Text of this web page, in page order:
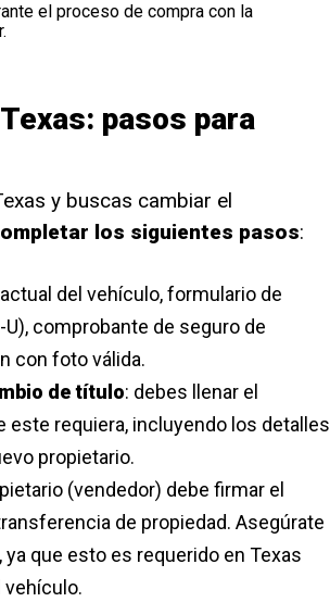
el proceso de compra con la
pasos para
y buscas cambiar el
los siguientes pasos:
del vehículo, formulario de
comprobante de seguro de
con foto válida.
de título: debes llenar el
requiera, incluyendo los detalles
propietario.
(vendedor) debe firmar el
de propiedad. Asegúrate
que esto es requerido en Texas
vehículo.